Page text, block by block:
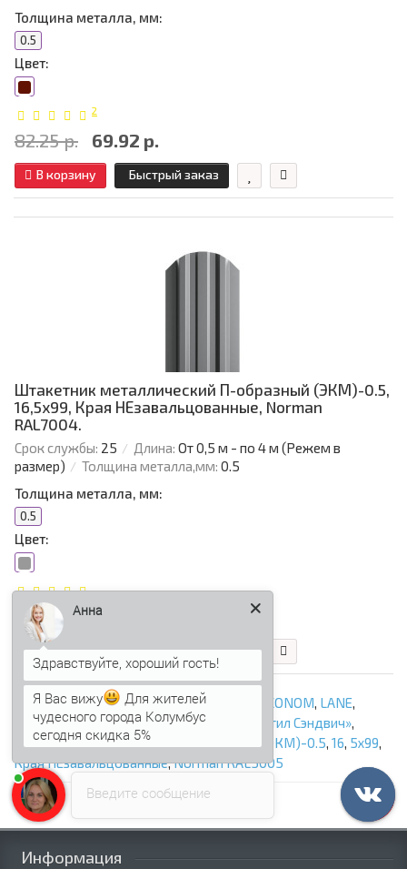
Толщина металла, мм:
0.5
Цвет:
2
82.25 р. 69.92 р.
В корзину Быстрый заказ
Штакетник металлический П-образный (ЭКМ)-0.5,
16,5х99, Края НЕзавальцованные, Norman
RAL7004.
Срок службы: 25 Длина: От 0,5 м - по 4 м (Режем в
размер)
Толщина металла,мм: 0.5
Толщина металла, мм:
0.5
Цвет:
72.91 р.
В корзину Быстрый заказ
Евроштакетник ,EVO ,GOOD,TRAPEZE ECONOM, LANE,
Полукруглый , Для забора,ООО «Профнастил Сэндвич»,
Штакетник металлический П-образный (ЭКМ)-0.5, 16, 5х99,
Края НЕзавальцованные,Norman RAL5005
Информация
Введите сообщение
Анна
Я Вас вижу
Для жителей
чудесного города Колумбус
сегодня скидка 5%